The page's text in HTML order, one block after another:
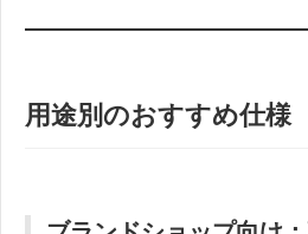
用途別のおすすめ仕様